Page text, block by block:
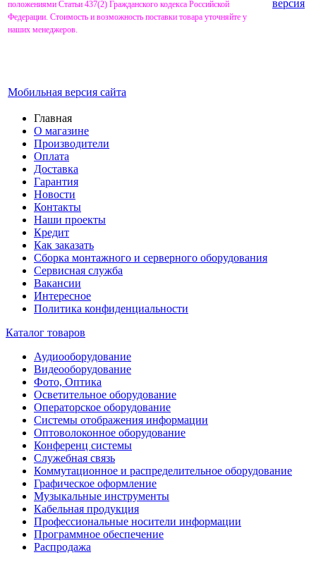
положениями Статьи 437(2) Гражданского кодекса Российской
Федерации. Стоимость и возможность поставки товара уточняйте у
наших менеджеров.
Мобильная версия сайта
версия
Главная
О магазине
Производители
Оплата
Доставка
Гарантия
Новости
Контакты
Наши проекты
Кредит
Как заказать
Сборка монтажного и серверного оборудования
Сервисная служба
Вакансии
Интересное
Политика конфиденциальности
Каталог товаров
Аудиооборудование
Видеооборудование
Фото, Оптика
Осветительное оборудование
Операторское оборудование
Системы отображения информации
Оптоволоконное оборудование
Конференц системы
Служебная связь
Коммутационное и распределительное оборудование
Графическое оформление
Музыкальные инструменты
Кабельная продукция
Профессиональные носители информации
Программное обеспечение
Распродажа